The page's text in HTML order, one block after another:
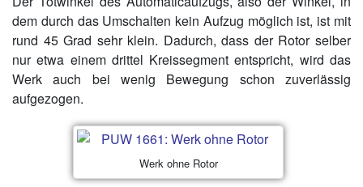
dem durch das Umschalten kein Aufzug möglich ist, ist mit
rund 45 Grad sehr klein. Dadurch, dass der Rotor selber
nur etwa einem drittel Kreissegment entspricht, wird das
Werk auch bei wenig Bewegung schon zuverlässig
aufgezogen.
Werk ohne Rotor